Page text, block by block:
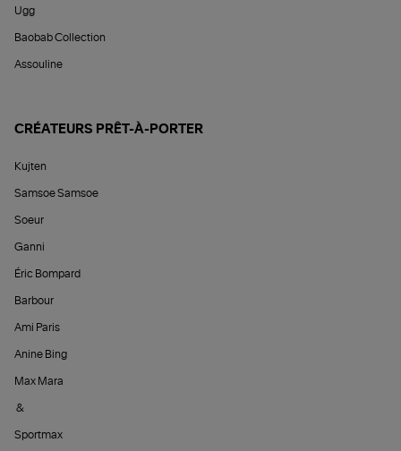
Ugg
Baobab Collection
Assouline
CRÉATEURS PRÊT-À-PORTER
Kujten
Samsoe Samsoe
Soeur
Ganni
Éric Bompard
Barbour
Ami Paris
Anine Bing
Max Mara
&
Sportmax